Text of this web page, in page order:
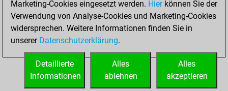
Türme auf der siebten
0
STARTSEITE
Marketing-Cookies eingesetzt werden. Hierkönnen Sie der
Verwendung von Analyse-Cookies und Marketing-Cookies
widersprechen. Weitere Informationen finden Sie in
unserer Datenschutzerklärung.
Alles
akzeptieren
Alles
ablehnen
Detaillierte
Informationen